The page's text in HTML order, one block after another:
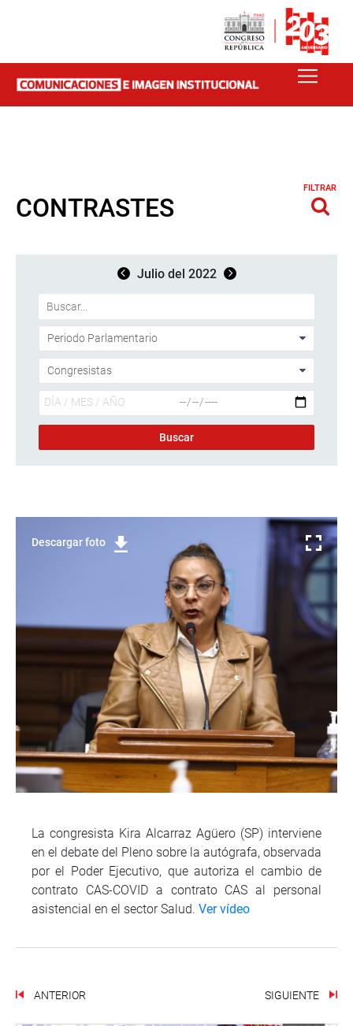
CONTRASTES
FILTRAR
Julio del 2022
Descargar foto
La congresista Kira Alcarraz Agüero (SP) interviene
en el debate del Pleno sobre la autógrafa, observada
por el Poder Ejecutivo, que autoriza el cambio de
contrato CAS-COVID a contrato CAS al personal
asistencial en el sector Salud. Ver vídeo
ANTERIOR SIGUIENTE